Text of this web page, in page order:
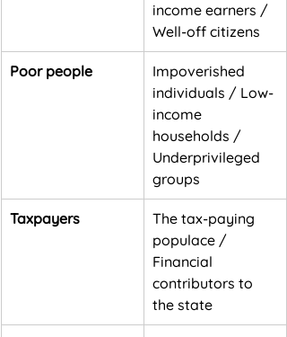
income earners /
Well-off citizens
Poor people
Impoverished
individuals / Low-
income
households /
Underprivileged
groups
Taxpayers
The tax-paying
populace /
Financial
contributors to
the state